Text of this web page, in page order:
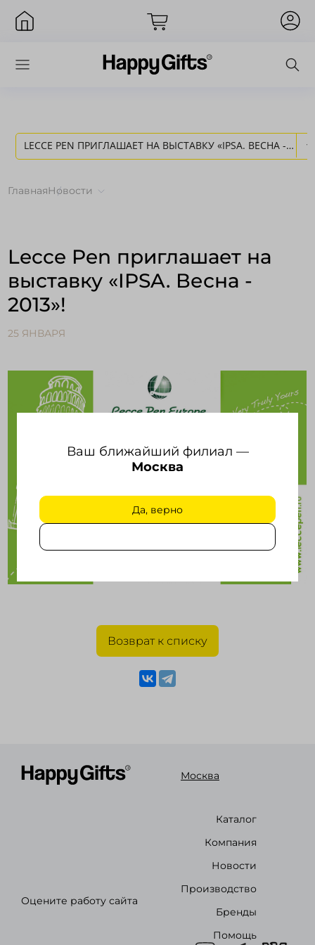
Ваш ближайший филиал —
Москва
Да, верно
LECCE PEN ПРИГЛАШАЕТ НА ВЫСТАВКУ «IPSA. ВЕСНА -
ГлавнаяНовости
Lecce Pen приглашает на
выставку «IPSA. Весна -
2013»!
25 ЯНВАРЯ
Возврат к списку
Оцените работу сайта
Москва
Каталог
Компания
Новости
Производство
Бренды
Помощь
Вход
Запомнить меня
Зарегистрироваться